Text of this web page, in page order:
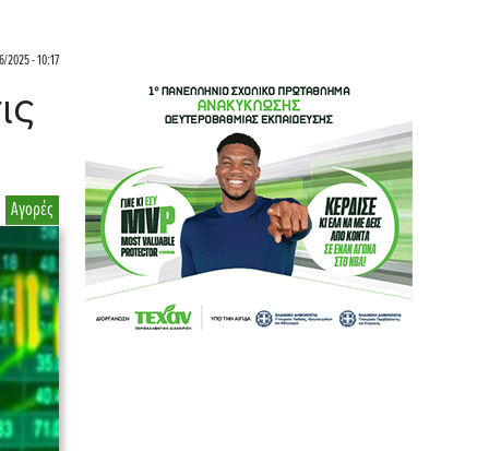
2025 - 10:17
Αγορές